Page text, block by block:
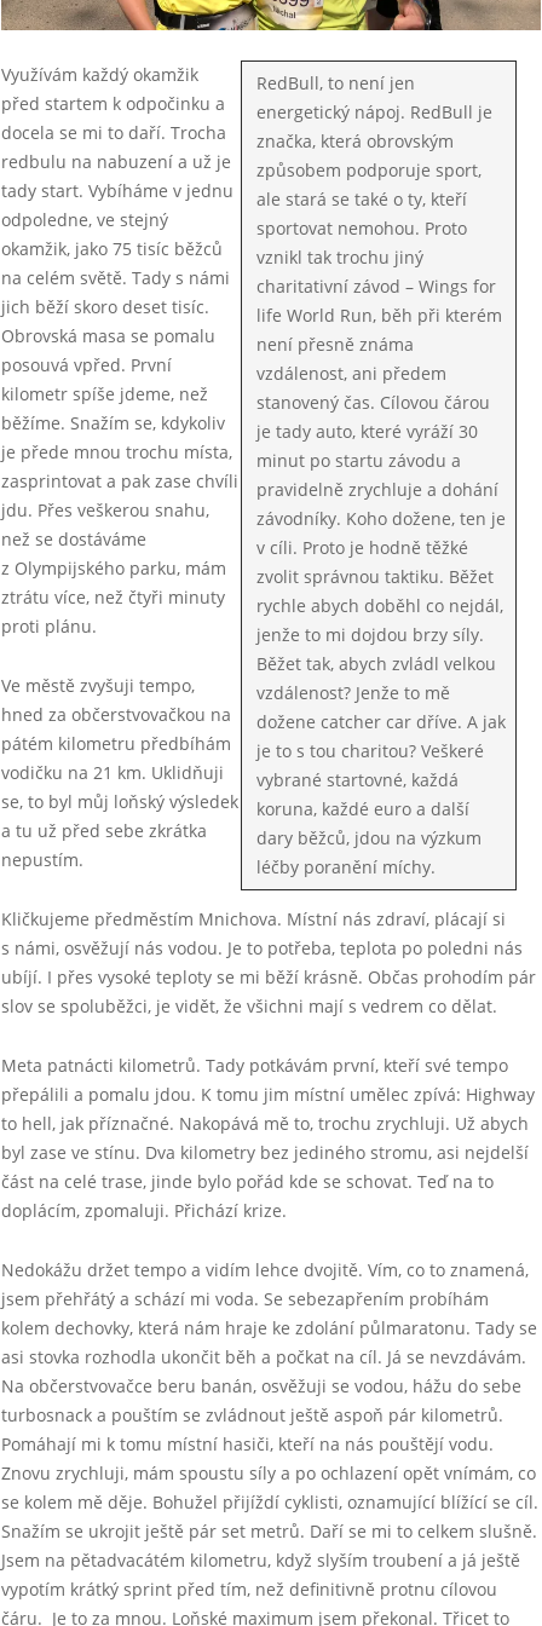
RedBull, to není jen
energetický nápoj. RedBull je
značka, která obrovským
způsobem podporuje sport,
ale stará se také o ty, kteří
sportovat nemohou. Proto
vznikl tak trochu jiný
charitativní závod – Wings for
life World Run, běh při kterém
není přesně známa
vzdálenost, ani předem
stanovený čas. Cílovou čárou
je tady auto, které vyráží 30
minut po startu závodu a
pravidelně zrychluje a dohání
závodníky. Koho dožene, ten je
v cíli. Proto je hodně těžké
zvolit správnou taktiku. Běžet
rychle abych doběhl co nejdál,
jenže to mi dojdou brzy síly.
Běžet tak, abych zvládl velkou
vzdálenost? Jenže to mě
dožene catcher car dříve. A jak
je to s tou charitou? Veškeré
vybrané startovné, každá
koruna, každé euro a další
dary běžců, jdou na výzkum
léčby poranění míchy.
Využívám každý okamžik
před startem k odpočinku a
docela se mi to daří. Trocha
redbulu na nabuzení a už je
tady start. Vybíháme v jednu
odpoledne, ve stejný
okamžik, jako 75 tisíc běžců
na celém světě. Tady s námi
jich běží skoro deset tisíc.
Obrovská masa se pomalu
posouvá vpřed. První
kilometr spíše jdeme, než
běžíme. Snažím se, kdykoliv
je přede mnou trochu místa,
zasprintovat a pak zase chvíli
jdu. Přes veškerou snahu,
než se dostáváme
z Olympijského parku, mám
ztrátu více, než čtyři minuty
proti plánu.
Ve městě zvyšuji tempo,
hned za občerstvovačkou na
pátém kilometru předbíhám
vodičku na 21 km. Uklidňuji
se, to byl můj loňský výsledek
a tu už před sebe zkrátka
nepustím.
Kličkujeme předměstím Mnichova. Místní nás zdraví, plácají si
s námi, osvěžují nás vodou. Je to potřeba, teplota po poledni nás
ubíjí. I přes vysoké teploty se mi běží krásně. Občas prohodím pár
slov se spoluběžci, je vidět, že všichni mají s vedrem co dělat.
Meta patnácti kilometrů. Tady potkávám první, kteří své tempo
přepálili a pomalu jdou. K tomu jim místní umělec zpívá: Highway
to hell, jak příznačné. Nakopává mě to, trochu zrychluji. Už abych
byl zase ve stínu. Dva kilometry bez jediného stromu, asi nejdelší
část na celé trase, jinde bylo pořád kde se schovat. Teď na to
doplácím, zpomaluji. Přichází krize.
Nedokážu držet tempo a vidím lehce dvojitě. Vím, co to znamená,
jsem přehřátý a schází mi voda. Se sebezapřením probíhám
kolem dechovky, která nám hraje ke zdolání půlmaratonu. Tady se
asi stovka rozhodla ukončit běh a počkat na cíl. Já se nevzdávám.
Na občerstvovačce beru banán, osvěžuji se vodou, hážu do sebe
turbosnack a pouštím se zvládnout ještě aspoň pár kilometrů.
Pomáhají mi k tomu místní hasiči, kteří na nás pouštějí vodu.
Znovu zrychluji, mám spoustu síly a po ochlazení opět vnímám, co
se kolem mě děje. Bohužel přijíždí cyklisti, oznamující blížící se cíl.
Snažím se ukrojit ještě pár set metrů. Daří se mi to celkem slušně.
Jsem na pětadvacátém kilometru, když slyším troubení a já ještě
vypotím krátký sprint před tím, než definitivně protnu cílovou
čáru. Je to za mnou. Loňské maximum jsem překonal. Třicet to